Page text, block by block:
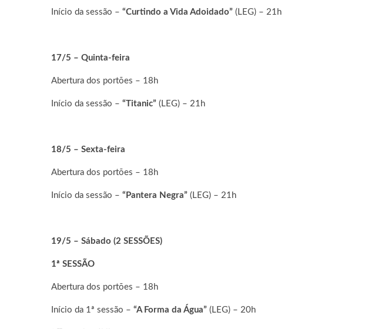
Início da sessão – “Curtindo a Vida Adoidado” (LEG) – 21h
17/5 – Quinta-feira
Abertura dos portões – 18h
Início da sessão – “Titanic” (LEG) – 21h
18/5 – Sexta-feira
Abertura dos portões – 18h
Início da sessão – “Pantera Negra” (LEG) – 21h
19/5 – Sábado (2 SESSÕES)
1ª SESSÃO
Abertura dos portões – 18h
Início da 1ª sessão – “A Forma da Água” (LEG) – 20h